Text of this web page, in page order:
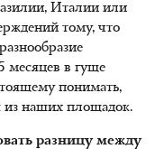
Италии или
тому, что
месяцев в гуще
понимать,
из наших площадок.
разницу между